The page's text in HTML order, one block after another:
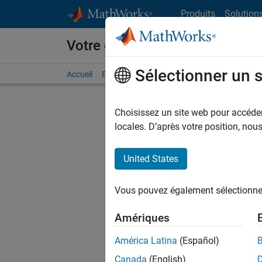
Produits
Votre carrière chez MathWorks
Accueil Explorer nos opportunités Adresses de
FILTRER
d'offre
Les
Sélectionner un
Choisissez un site web pour
locales. D’après votre position,
United States
Vous pouvez également
Amériques
América Latina (Español)
Canada (English)